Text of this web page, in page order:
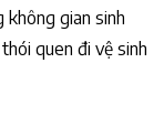
không gian sinh
quen đi vệ sinh